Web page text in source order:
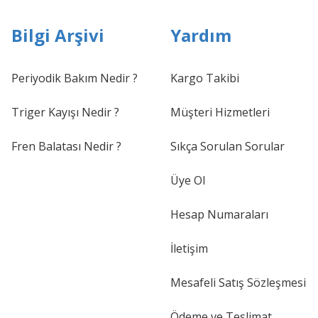
Bilgi Arşivi
Periyodik Bakım Nedir ?
Triger Kayışı Nedir ?
Fren Balatası Nedir ?
Yardım
Kargo Takibi
Müşteri Hizmetleri
Sıkça Sorulan Sorular
Üye Ol
Hesap Numaraları
İletişim
Mesafeli Satış Sözleşmesi